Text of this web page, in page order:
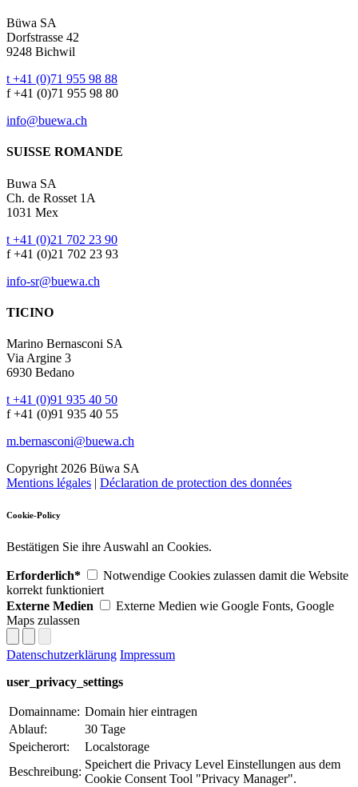
Büwa SA
Dorfstrasse 42
9248 Bichwil
t +41 (0)71 955 98 88
f +41 (0)71 955 98 80
info@buewa.ch
SUISSE ROMANDE
Buwa SA
Ch. de Rosset 1A
1031 Mex
t +41 (0)21 702 23 90
f +41 (0)21 702 23 93
info-sr@buewa.ch
TICINO
Marino Bernasconi SA
Via Argine 3
6930 Bedano
t +41 (0)91 935 40 50
f +41 (0)91 935 40 55
m.bernasconi@buewa.ch
Copyright 2026 Büwa SA
Mentions légales | Déclaration de protection des données
Cookie-Policy
Bestätigen Sie ihre Auswahl an Cookies.
Erforderlich*
Notwendige Cookies zulassen damit die Website
korrekt funktioniert
Externe Medien
Externe Medien wie Google Fonts, Google
Maps zulassen
Datenschutzerklärung Impressum
user_privacy_settings
Domainname: Domain hier eintragen
Ablauf:
30 Tage
Speicherort:
Localstorage
Beschreibung:
Speichert die Privacy Level Einstellungen aus dem
Cookie Consent Tool "Privacy Manager".